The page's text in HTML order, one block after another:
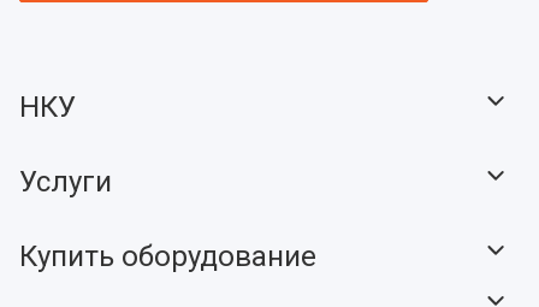
НКУ
Услуги
Купить оборудование